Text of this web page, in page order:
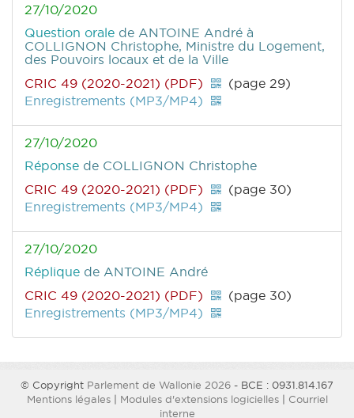
27/10/2020
Question orale de ANTOINE André à
COLLIGNON Christophe, Ministre du Logement,
des Pouvoirs locaux et de la Ville
CRIC 49 (2020-2021) (PDF)
(page 29)
Enregistrements (MP3/MP4)
27/10/2020
Réponse de COLLIGNON Christophe
CRIC 49 (2020-2021) (PDF)
(page 30)
Enregistrements (MP3/MP4)
27/10/2020
Réplique de ANTOINE André
CRIC 49 (2020-2021) (PDF)
(page 30)
Enregistrements (MP3/MP4)
© Copyright Parlement de Wallonie 2026 - BCE : 0931.814.167
Mentions légales| Modules d'extensions logicielles| Courriel
interne